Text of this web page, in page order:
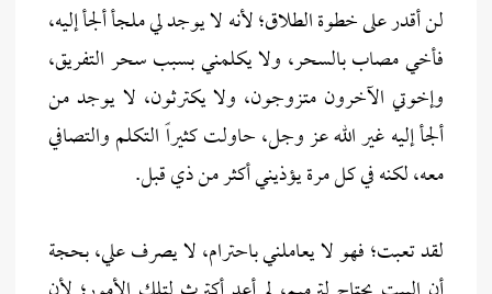
لن أقدر على خطوة الطلاق؛ لأنه لا يوجد لي ملجأ ألجأ إليه،
فأخي مصاب بالسحر، ولا يكلمني بسبب سحر التفريق،
وإخوتي الآخرون متزوجون، ولا يكترثون، لا يوجد من
ألجأ إليه غير الله عز وجل، حاولت كثيراً التكلم والتصافي
معه، لكنه في كل مرة يؤذيني أكثر من ذي قبل.
لقد تعبت؛ فهو لا يعاملني باحترام، لا يصرف علي، بحجة